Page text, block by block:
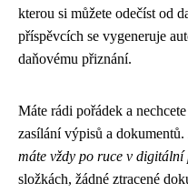
kterou si můžete odečíst od
příspěvcích se vygeneruje
daňovému přiznání.
Máte rádi pořádek a
zasílání výpisů a dokumentů.
máte vždy po ruce v
složkách, žádné ztracené